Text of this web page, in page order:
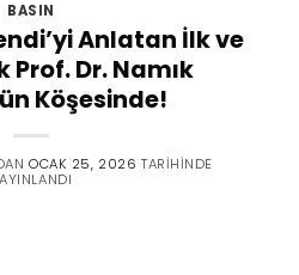
BASIN
Anlatan İlk ve
Prof. Dr. Namık
Köşesinde!
OCAK 25, 2026 TARIHINDE